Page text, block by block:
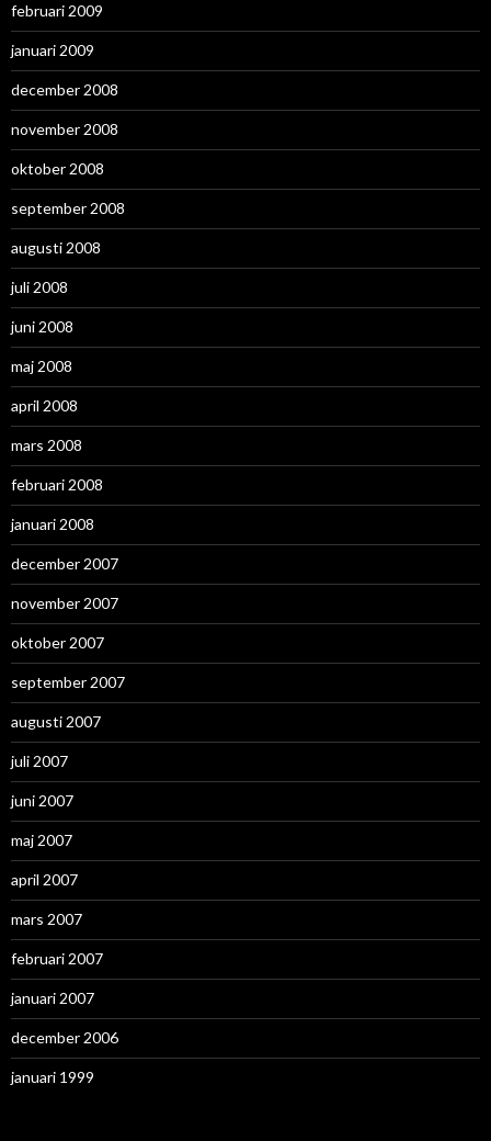
februari 2009
januari 2009
december 2008
november 2008
oktober 2008
september 2008
augusti 2008
juli 2008
juni 2008
maj 2008
april 2008
mars 2008
februari 2008
januari 2008
december 2007
november 2007
oktober 2007
september 2007
augusti 2007
juli 2007
juni 2007
maj 2007
april 2007
mars 2007
februari 2007
januari 2007
december 2006
januari 1999